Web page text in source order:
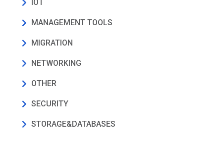
IOT
MANAGEMENT TOOLS
MIGRATION
NETWORKING
OTHER
SECURITY
STORAGE&DATABASES